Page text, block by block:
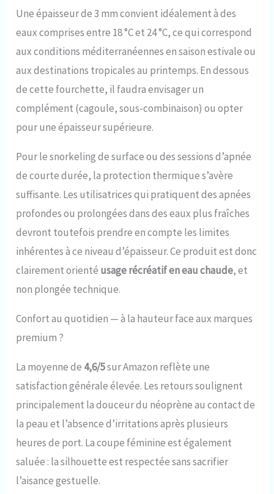
combinaison de plongée
est disponible aussi bien
pour homme que pour
femme, avec 2 tailles
différentes qui suivent
naturellement les formes
du corps ; les motifs
imprimés sont et
positionnés de manière à
ne pas interférer avec le
et belle à porter. 6 tailles –
Seac Feel est disponible
6 tailles pour femme.
L'extrême élasticité de la
ajustement et un confort
optimal pour tout le
monde.
Une épaisseur de 3 mm convient idéalement à des
eaux comprises entre 18 °C et 24 °C, ce qui correspond
aux conditions méditerranéennes en saison estivale ou
aux destinations tropicales au printemps. En dessous
de cette fourchette, il faudra envisager un
complément (cagoule, sous-combinaison) ou opter
pour une épaisseur supérieure.
Pour le snorkeling de surface ou des sessions d’apnée
de courte durée, la protection thermique s’avère
suffisante. Les utilisatrices qui pratiquent des apnées
profondes ou prolongées dans des eaux plus fraîches
devront toutefois prendre en compte les limites
inhérentes à ce niveau d’épaisseur. Ce produit est donc
clairement orienté usage récréatif en eau chaude, et
non plongée technique.
Confort au quotidien — à la hauteur face aux marques
premium ?
La moyenne de 4,6/5sur Amazon reflète une
satisfaction générale élevée. Les retours soulignent
principalement la douceur du néoprène au contact de
la peau et l’absence d’irritations après plusieurs
heures de port. La coupe féminine est également
saluée : la silhouette est respectée sans sacrifier
l’aisance gestuelle.